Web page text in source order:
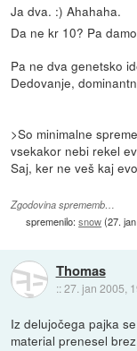
Ja dva. :) Ahahaha.
Da ne kr 10? Pa
Pa ne dva genetsko
Dedovanje,
>So minimalne
vsekakor nebi rekel
Saj, ker ne veš kaj
Zgodovina sprememb…
spremenilo:snow(27.
Thomas
::27. jan 2005,
Iz delujočega pajka
material prenesel